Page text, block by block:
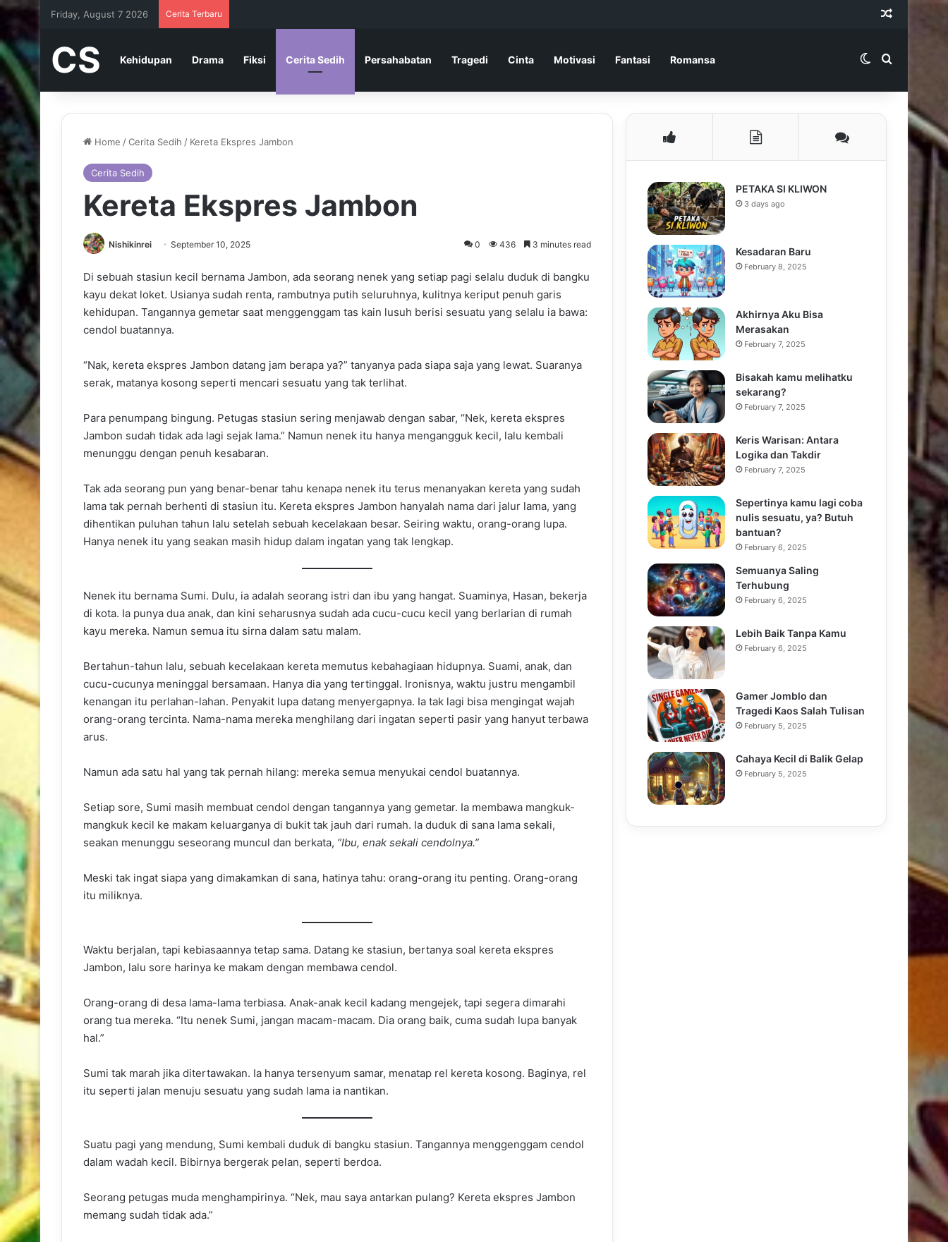
Friday, August 7 2026 Cerita Terbaru Random
CS Kehidupan Drama Fiksi Cerita Sedih Persahabatan Tragedi Cinta Motivasi Fantasi Romansa Switch skin
Search for
Home /Cerita Sedih / Kereta Ekspres Jambon
Cerita Sedih
Kereta Ekspres Jambon
Nishikinrei September 10, 2025 0 436 3 minutes read
Di sebuah stasiun kecil bernama Jambon, ada seorang nenek yang setiap pagi selalu duduk di bangku
kayu dekat loket. Usianya sudah renta, rambutnya putih seluruhnya, kulitnya keriput penuh garis
kehidupan. Tangannya gemetar saat menggenggam tas kain lusuh berisi sesuatu yang selalu ia bawa:
cendol buatannya.
“Nak, kereta ekspres Jambon datang jam berapa ya?” tanyanya pada siapa saja yang lewat. Suaranya
serak, matanya kosong seperti mencari sesuatu yang tak terlihat.
Para penumpang bingung. Petugas stasiun sering menjawab dengan sabar, “Nek, kereta ekspres
Jambon sudah tidak ada lagi sejak lama.” Namun nenek itu hanya mengangguk kecil, lalu kembali
menunggu dengan penuh kesabaran.
Tak ada seorang pun yang benar-benar tahu kenapa nenek itu terus menanyakan kereta yang sudah
lama tak pernah berhenti di stasiun itu. Kereta ekspres Jambon hanyalah nama dari jalur lama, yang
dihentikan puluhan tahun lalu setelah sebuah kecelakaan besar. Seiring waktu, orang-orang lupa.
Hanya nenek itu yang seakan masih hidup dalam ingatan yang tak lengkap.
Nenek itu bernama Sumi. Dulu, ia adalah seorang istri dan ibu yang hangat. Suaminya, Hasan, bekerja
di kota. Ia punya dua anak, dan kini seharusnya sudah ada cucu-cucu kecil yang berlarian di rumah
kayu mereka. Namun semua itu sirna dalam satu malam.
Bertahun-tahun lalu, sebuah kecelakaan kereta memutus kebahagiaan hidupnya. Suami, anak, dan
cucu-cucunya meninggal bersamaan. Hanya dia yang tertinggal. Ironisnya, waktu justru mengambil
kenangan itu perlahan-lahan. Penyakit lupa datang menyergapnya. Ia tak lagi bisa mengingat wajah
orang-orang tercinta. Nama-nama mereka menghilang dari ingatan seperti pasir yang hanyut terbawa
arus.
Namun ada satu hal yang tak pernah hilang: mereka semua menyukai cendol buatannya.
Setiap sore, Sumi masih membuat cendol dengan tangannya yang gemetar. Ia membawa mangkuk-
mangkuk kecil ke makam keluarganya di bukit tak jauh dari rumah. Ia duduk di sana lama sekali,
seakan menunggu seseorang muncul dan berkata, “Ibu, enak sekali cendolnya.”
Meski tak ingat siapa yang dimakamkan di sana, hatinya tahu: orang-orang itu penting. Orang-orang
itu miliknya.
Waktu berjalan, tapi kebiasaannya tetap sama. Datang ke stasiun, bertanya soal kereta ekspres
Jambon, lalu sore harinya ke makam dengan membawa cendol.
Orang-orang di desa lama-lama terbiasa. Anak-anak kecil kadang mengejek, tapi segera dimarahi
orang tua mereka. “Itu nenek Sumi, jangan macam-macam. Dia orang baik, cuma sudah lupa banyak
hal.”
Sumi tak marah jika ditertawakan. Ia hanya tersenyum samar, menatap rel kereta kosong. Baginya, rel
itu seperti jalan menuju sesuatu yang sudah lama ia nantikan.
Suatu pagi yang mendung, Sumi kembali duduk di bangku stasiun. Tangannya menggenggam cendol
dalam wadah kecil. Bibirnya bergerak pelan, seperti berdoa.
Seorang petugas muda menghampirinya. “Nek, mau saya antarkan pulang? Kereta ekspres Jambon
memang sudah tidak ada.”
PETAKA SI KLIWON
3 days ago
Kesadaran Baru
February 8, 2025
Akhirnya Aku Bisa
Merasakan
February 7, 2025
Bisakah kamu melihatku
sekarang?
February 7, 2025
Keris Warisan: Antara
Logika dan Takdir
February 7, 2025
Sepertinya kamu lagi coba
nulis sesuatu, ya? Butuh
bantuan?
February 6, 2025
Semuanya Saling
Terhubung
February 6, 2025
Lebih Baik Tanpa Kamu
February 6, 2025
Gamer Jomblo dan
Tragedi Kaos Salah Tulisan
February 5, 2025
Cahaya Kecil di Balik Gelap
February 5, 2025